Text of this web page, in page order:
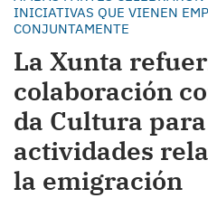
INICIATIVAS QUE VIENEN
CONJUNTAMENTE
La Xunta
colaboración
da Cultura
actividades
la emigración